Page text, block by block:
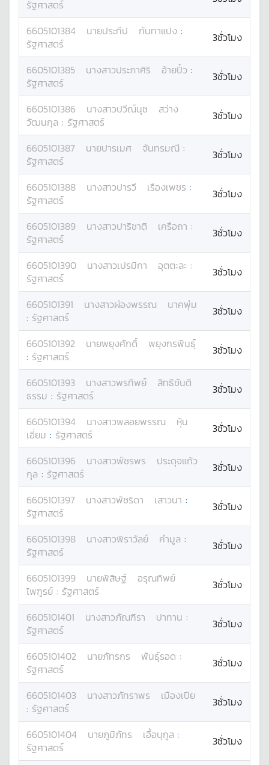
รัฐศาสตร์
6605101384 นายประทีป กันทาแปง :
รัฐศาสตร์
3ชั่วโมง
6605101385 นางสาวประภาศิริ อ้ายปิ๋ว :
รัฐศาสตร์
3ชั่วโมง
6605101386 นางสาวปวีณ์นุช
สว่าง
วัฒนกุล : รัฐศาสตร์ 3ชั่วโมง
6605101387 นายปารเมศ จันทรมณี :
รัฐศาสตร์
3ชั่วโมง
6605101388 นางสาวปารวี เรืองเพชร :
รัฐศาสตร์
3ชั่วโมง
6605101389 นางสาวปาริชาติ เครือถา :
รัฐศาสตร์
3ชั่วโมง
6605101390 นางสาวเปรมิกา อุตตะละ :
รัฐศาสตร์
3ชั่วโมง
6605101391 นางสาวผ่องพรรณ
นาคพุ่ม
: รัฐศาสตร์ 3ชั่วโมง
6605101392 นายพยุงศักดิ์
พยุงกรพินธุ์
: รัฐศาสตร์ 3ชั่วโมง
6605101393 นางสาวพรทิพย์
สิทธิขันติ
ธรรม : รัฐศาสตร์ 3ชั่วโมง
6605101394 นางสาวพลอยพรรณ
หุ้น
เอี่ยม : รัฐศาสตร์ 3ชั่วโมง
6605101396 นางสาวพัชรพร
ประดุจแก้ว
กุล : รัฐศาสตร์ 3ชั่วโมง
6605101397 นางสาวพัชริดา เสาวนา :
รัฐศาสตร์
3ชั่วโมง
6605101398 นางสาวพิราวัลย์ คำมูล :
รัฐศาสตร์
3ชั่วโมง
6605101399 นายพิสิษฐ์
อรุณทิพย์
ไพฑูรย์ : รัฐศาสตร์ 3ชั่วโมง
6605101401 นางสาวภัณฑิรา ปาทาน :
รัฐศาสตร์
3ชั่วโมง
6605101402 นายภัทรกร พันธุ์รอด :
รัฐศาสตร์
3ชั่วโมง
6605101403 นางสาวภัทราพร
เมืองเปีย
: รัฐศาสตร์ 3ชั่วโมง
6605101404 นายภูมิภัทร เอื้อนุกูล :
รัฐศาสตร์
3ชั่วโมง